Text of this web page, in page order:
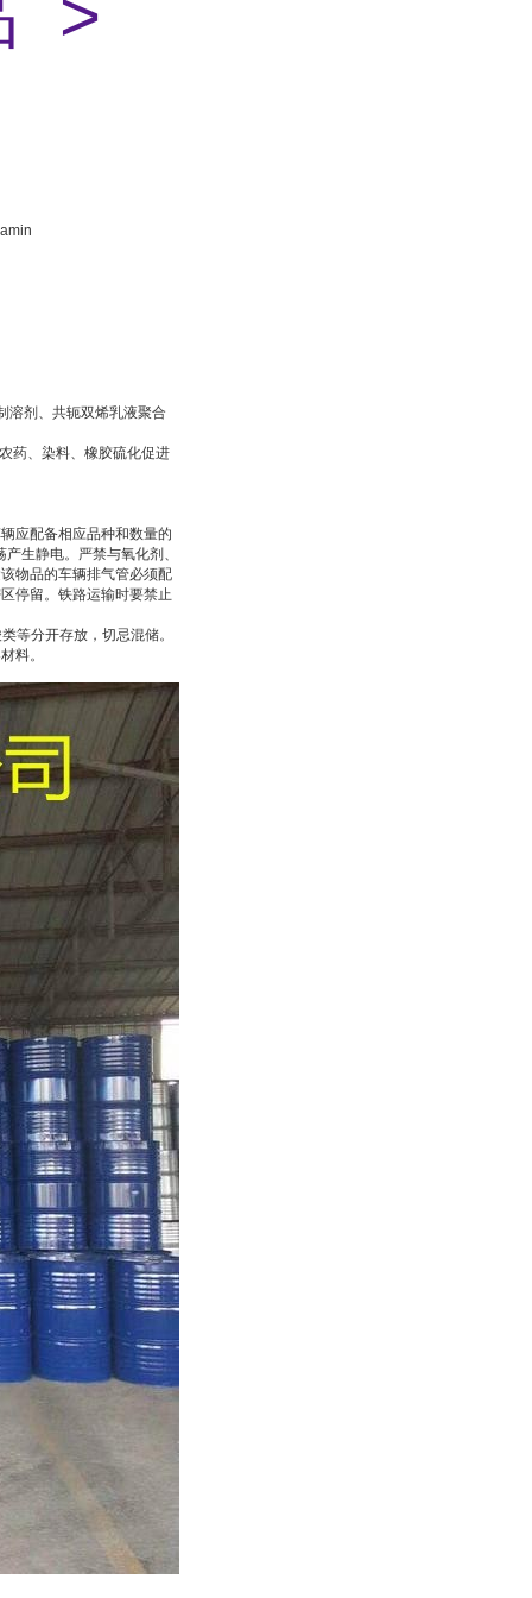
>
溶剂、共轭双烯乳液聚合
药、染料、橡胶硫化促进
应配备相应品种和数量的
生静电。严禁与氧化剂、
物品的车辆排气管必须配
停留。铁路运输时要禁止
等分开存放，切忌混储。
料。